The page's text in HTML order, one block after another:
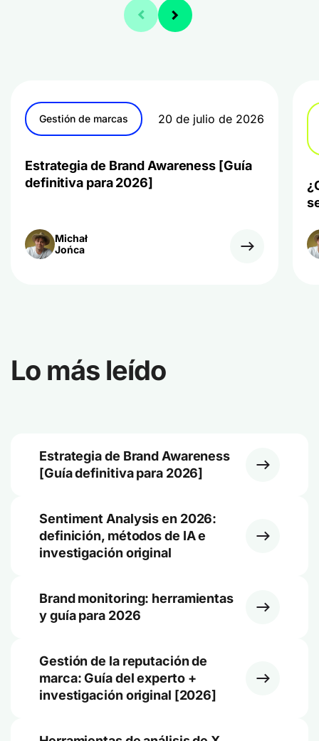
Gestión de marcas 20 de julio de 2026
Estrategia de Brand Awareness [Guía
definitiva para 2026]
Michał
Jońca
Lo más leído
Estrategia de Brand Awareness
[Guía definitiva para 2026]
Sentiment Analysis en 2026:
definición, métodos de IA e
investigación original
Brand monitoring: herramientas
y guía para 2026
Gestión de la reputación de
marca: Guía del experto +
investigación original [2026]